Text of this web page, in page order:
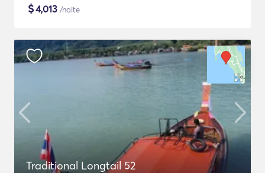
$4,013 /noite
Traditional Longtail 52